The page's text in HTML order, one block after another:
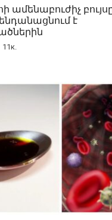
ամենաբուժիչ
է
11к.